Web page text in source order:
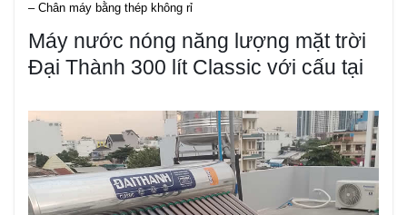
– Chân máy bằng thép không rỉ
Máy nước nóng năng lượng mặt trời
Đại Thành 300 lít Classic với cấu tại